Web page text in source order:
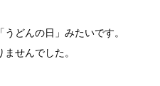
どんの日」みたいです。
せんでした。